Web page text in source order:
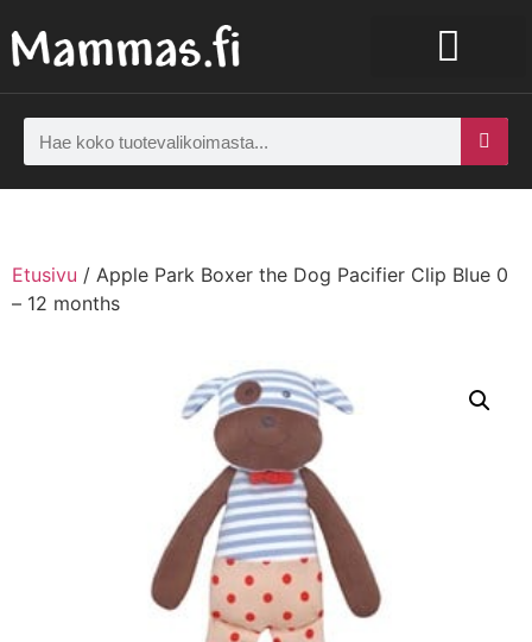
Etusivu / Apple Park Boxer the Dog Pacifier Clip Blue 0
– 12 months